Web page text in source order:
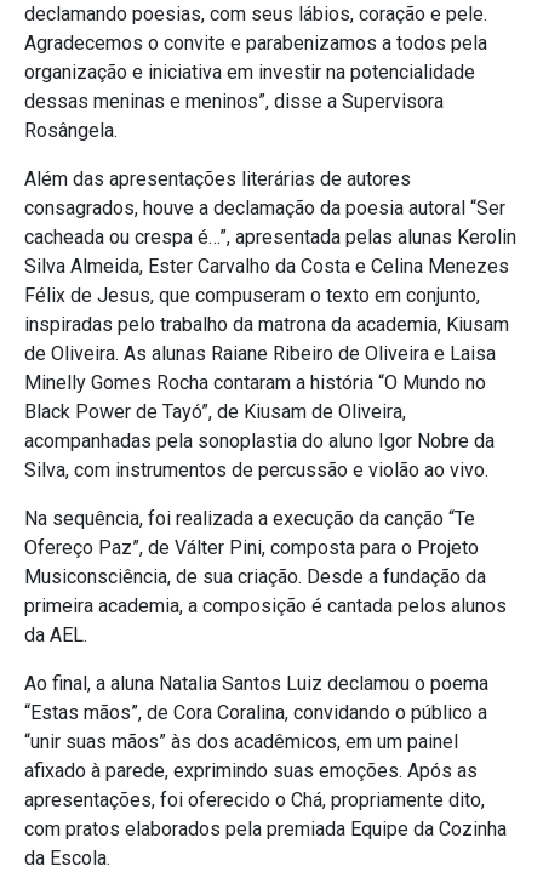
declamando poesias, com seus lábios, coração e pele.
Agradecemos o convite e parabenizamos a todos pela
organização e iniciativa em investir na potencialidade
dessas meninas e meninos”, disse a Supervisora
Rosângela.
Além das apresentações literárias de autores
consagrados, houve a declamação da poesia autoral “Ser
cacheada ou crespa é…”, apresentada pelas alunas Kerolin
Silva Almeida, Ester Carvalho da Costa e Celina Menezes
Félix de Jesus, que compuseram o texto em conjunto,
inspiradas pelo trabalho da matrona da academia, Kiusam
de Oliveira. As alunas Raiane Ribeiro de Oliveira e Laisa
Minelly Gomes Rocha contaram a história “O Mundo no
Black Power de Tayó”, de Kiusam de Oliveira,
acompanhadas pela sonoplastia do aluno Igor Nobre da
Silva, com instrumentos de percussão e violão ao vivo.
Na sequência, foi realizada a execução da canção “Te
Ofereço Paz”, de Válter Pini, composta para o Projeto
Musiconsciência, de sua criação. Desde a fundação da
primeira academia, a composição é cantada pelos alunos
da AEL.
Ao final, a aluna Natalia Santos Luiz declamou o poema
“Estas mãos”, de Cora Coralina, convidando o público a
“unir suas mãos” às dos acadêmicos, em um painel
afixado à parede, exprimindo suas emoções. Após as
apresentações, foi oferecido o Chá, propriamente dito,
com pratos elaborados pela premiada Equipe da Cozinha
da Escola.